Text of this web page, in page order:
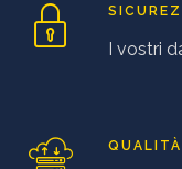
I vostri
QUALITÀ